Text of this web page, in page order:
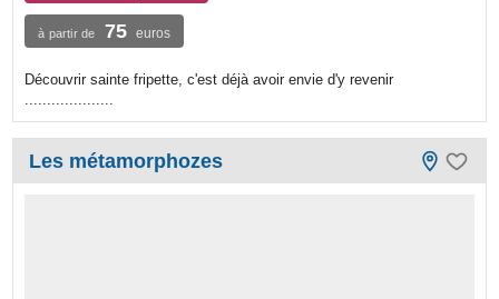
à partir de 75 euros
Découvrir sainte fripette, c'est déjà avoir envie d'y revenir
....................
Les métamorphozes